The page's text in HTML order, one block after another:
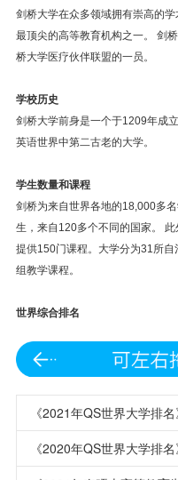
剑桥大学在众多领域拥有崇高的
最顶尖的高等教育机构之一。 剑
桥大学医疗伙伴联盟的一员。
学校历史
剑桥大学前身是一个于1209年成
英语世界中第二古老的大学。
学生数量和课程
剑桥为来自世界各地的18,000多
生，来自120多个不同的国家。
提供150门课程。大学分为31所
组教学课程。
世界综合排名
《2021年QS世界大学排名
《2020年QS世界大学排名